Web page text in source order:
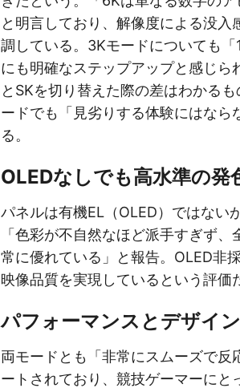
と明言しており、解像度による没入
調している。3Kモードについても
にも明確なステップアップと感じら
とSKを切り替えた際の差はわかる
ードでも「見劣りする体験にはなら
る。
OLEDなしでも高水準の発
パネルは有機EL（OLED）ではない
「色彩が不自然なほど派手すぎず
常に優れている」と報告。OLED非
映像品質を実現しているという評価
パフォーマンスとデザイン
両モードとも「非常にスムーズで反
ートされており、競技ゲーマーにと